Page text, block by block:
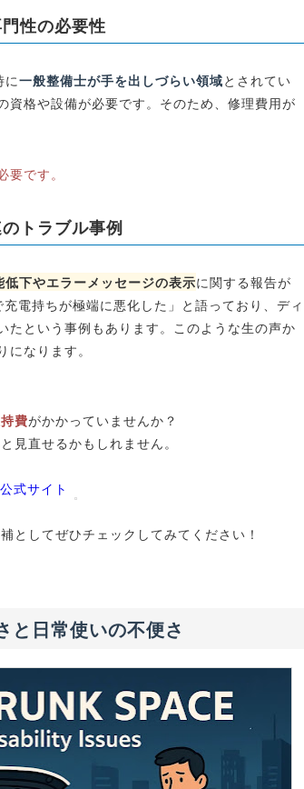
性の必要性
に一般整備士が手を出しづらい領域とされてい
資格や設備が必要です。そのため、修理費用が
です。
トラブル事例
下やエラーメッセージの表示に関する報告が
電持ちが極端に悪化した」と語っており、ディ
たという事例もあります。このような生の声か
になります。
費がかかっていませんか？
見直せるかもしれません。
式サイト
としてぜひチェックしてみてください！
日常使いの不便さ